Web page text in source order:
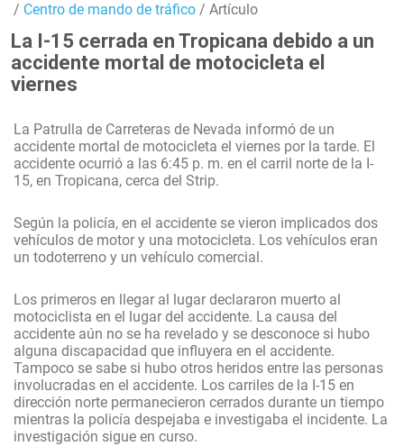
/ Centro de mando de tráfico / Artículo
La I-15 cerrada en Tropicana debido a un
accidente mortal de motocicleta el
viernes
La Patrulla de Carreteras de Nevada informó de un
accidente mortal de motocicleta el viernes por la tarde. El
accidente ocurrió a las 6:45 p. m. en el carril norte de la I-
15, en Tropicana, cerca del Strip.
Según la policía, en el accidente se vieron implicados dos
vehículos de motor y una motocicleta. Los vehículos eran
un todoterreno y un vehículo comercial.
Los primeros en llegar al lugar declararon muerto al
motociclista en el lugar del accidente. La causa del
accidente aún no se ha revelado y se desconoce si hubo
alguna discapacidad que influyera en el accidente.
Tampoco se sabe si hubo otros heridos entre las personas
involucradas en el accidente. Los carriles de la I-15 en
dirección norte permanecieron cerrados durante un tiempo
mientras la policía despejaba e investigaba el incidente. La
investigación sigue en curso.